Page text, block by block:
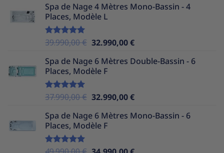
initial
était :
actuel
Spa de Nage 4 Mètres Mono-Bassin - 4
Places, Modèle L
Note5.00
39.990,00€ Le
initial
était :
32.990,00€Le
actuel
Spa de Nage 6 Mètres Double-Bassin - 6
Places, Modèle F
Note5.00
37.990,00€ Le
initial
était :
32.990,00€Le
actuel
Spa de Nage 6 Mètres Mono-Bassin - 6
Places, Modèle F
Note5.00